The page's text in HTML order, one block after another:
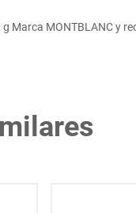
Marca MONTBLANC y